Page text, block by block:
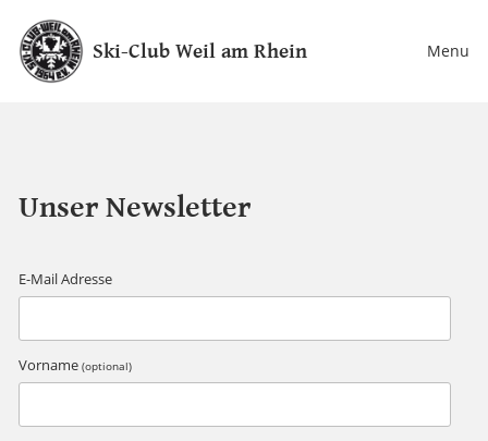
Ski-Club Weil am Rhein Menu
Unser Newsletter
E-Mail Adresse
Vorname (optional)